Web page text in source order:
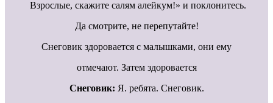
Взрослые, скажите салям алейкум!» и поклонитесь.
Да смотрите, не перепутайте!
Снеговик здоровается с малышками, они ему
отмечают. Затем здоровается
Снеговик: Я. ребята. Снеговик.